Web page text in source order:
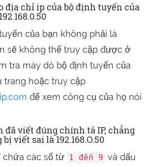
địa chỉ ip của bộ định tuyến của
của bạn không phải là
sẽ không thể truy cập được ở
tra máy dò bộ định tuyến của
trang hoặc truy cập
để xem công cụ của họ nói
đã viết đúng chính tả IP, chẳng
viết sai là 192.168.O.50
chứa các số từ 1 đến 9 và dấu